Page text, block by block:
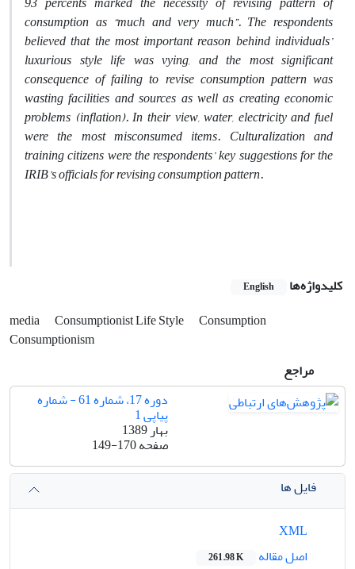
consumption as “much and very much”. The respondents
believed that the most important reason behind individuals’
luxurious style life was vying, and the most significant
consequence of failing to revise consumption pattern was
wasting facilities and sources as well as creating economic
problems (inflation). In their view, water, electricity and fuel
were the most misconsumed items. Culturalization and
training citizens were the respondents’ key suggestions for the
IRIB’s officials for revising consumption pattern.
کلیدواژه‌ها English
media Consumptionist Life Style
Consumption
Consumptionism
مراجع
دوره 17، شماره 61 - شماره
پیاپی 1
بهار 1389
صفحه149-170
فایل ها
اصل مقاله
261.98 K